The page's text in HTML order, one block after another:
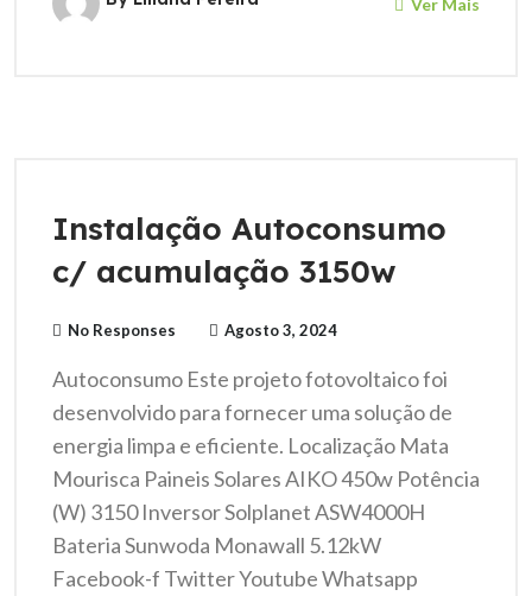
Ver Mais
Instalação Autoconsumo
c/ acumulação 3150w
No Responses Agosto 3, 2024
Autoconsumo Este projeto fotovoltaico foi
desenvolvido para fornecer uma solução de
energia limpa e eficiente. Localização Mata
Mourisca Paineis Solares AIKO 450w Potência
(W) 3150 Inversor Solplanet ASW4000H
Bateria Sunwoda Monawall 5.12kW
Facebook-f Twitter Youtube Whatsapp